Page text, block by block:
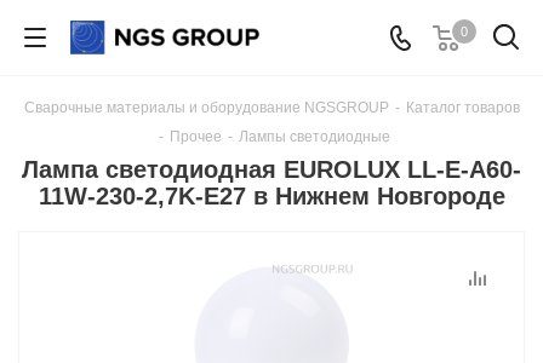
0
Сварочные материалы и оборудование NGSGROUP - Каталог товаров
- Прочее - Лампы светодиодные
Лампа светодиодная EUROLUX LL-E-A60-
11W-230-2,7K-E27 в Нижнем Новгороде